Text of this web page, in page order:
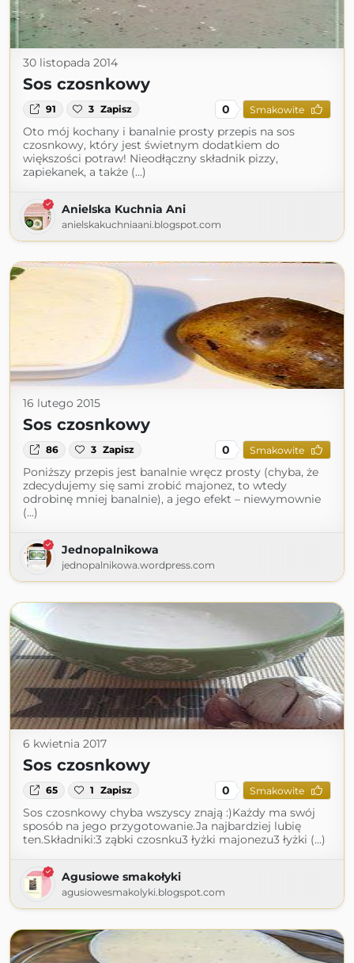
30 listopada 2014
Sos czosnkowy
91 3 Zapisz 0 Smakowite
Oto mój kochany i banalnie prosty przepis na sos
czosnkowy, który jest świetnym dodatkiem do
większości potraw! Nieodłączny składnik pizzy,
zapiekanek, a także (...)
Anielska Kuchnia Ani
anielskakuchniaani.blogspot.com
16 lutego 2015
Sos czosnkowy
86 3 Zapisz 0 Smakowite
Poniższy przepis jest banalnie wręcz prosty (chyba, że
zdecydujemy się sami zrobić majonez, to wtedy
odrobinę mniej banalnie), a jego efekt – niewymownie
(...)
Jednopalnikowa
jednopalnikowa.wordpress.com
6 kwietnia 2017
Sos czosnkowy
65 1 Zapisz 0 Smakowite
Sos czosnkowy chyba wszyscy znają :)Każdy ma swój
sposób na jego przygotowanie.Ja najbardziej lubię
ten.Składniki:3 ząbki czosnku3 łyżki majonezu3 łyżki (...)
Agusiowe smakołyki
agusiowesmakolyki.blogspot.com